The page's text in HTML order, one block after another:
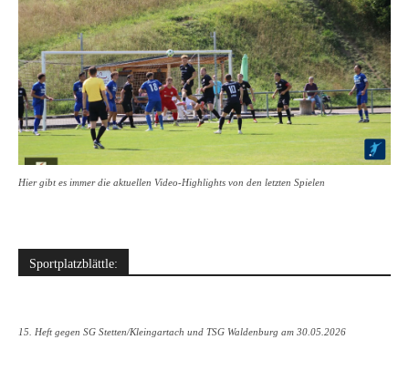
Hier gibt es immer die aktuellen Video-Highlights von den letzten Spielen
Sportplatzblättle:
15. Heft gegen SG Stetten/Kleingartach und TSG Waldenburg am 30.05.2026